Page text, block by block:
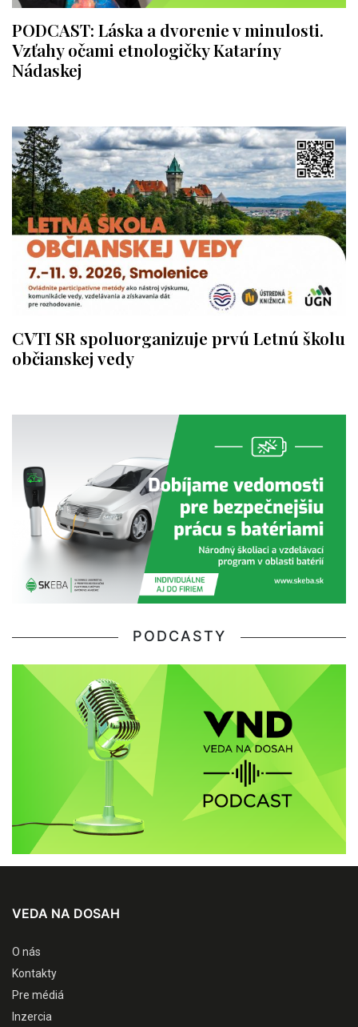
PODCAST: Láska a dvorenie v minulosti.
Vzťahy očami etnologičky Kataríny
Nádaskej
CVTI SR spoluorganizuje prvú Letnú školu
občianskej vedy
PODCASTY
VEDA NA DOSAH
O nás
Kontakty
Pre médiá
Inzercia